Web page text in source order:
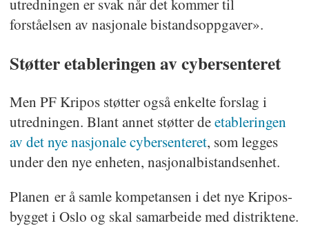
utredningen er svak når det kommer til
forståelsen av nasjonale bistandsoppgaver».
Støtter etableringen av cybersenteret
Men PF Kripos støtter også enkelte forslag i
utredningen. Blant annet støtter deetableringen
av det nye nasjonale cybersenteret, som legges
under den nye enheten, nasjonalbistandsenhet.
Planen er å samle kompetansen i det nye Kripos-
bygget i Oslo og skal samarbeide med distriktene.